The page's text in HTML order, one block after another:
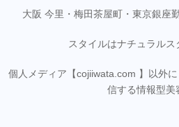
大阪 今里・梅田茶屋町・東京銀座
スタイルはナチュラルス
個人メディア【cojiiwata.com 】以外
信する情報型美